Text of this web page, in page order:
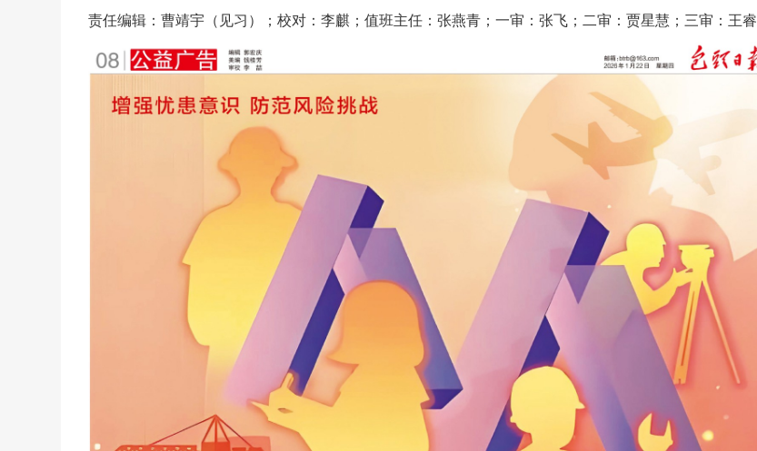
责任编辑：曹靖宇（见习）；校对：李麒；值班主任：张燕青；一审：张飞；二审：贾星慧；三审：王睿